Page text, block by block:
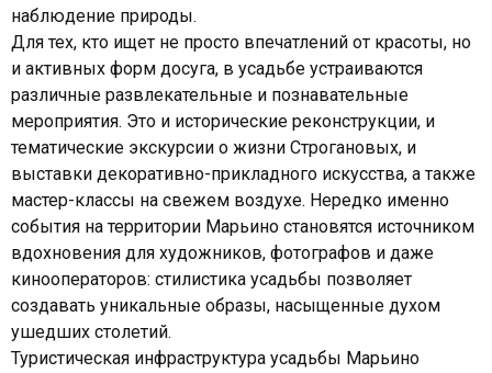
наблюдение природы.
Для тех, кто ищет не просто впечатлений от красоты, но
и активных форм досуга, в усадьбе устраиваются
различные развлекательные и познавательные
мероприятия. Это и исторические реконструкции, и
тематические экскурсии о жизни Строгановых, и
выставки декоративно-прикладного искусства, а также
мастер-классы на свежем воздухе. Нередко именно
события на территории Марьино становятся источником
вдохновения для художников, фотографов и даже
кинооператоров: стилистика усадьбы позволяет
создавать уникальные образы, насыщенные духом
ушедших столетий.
Туристическая инфраструктура усадьбы Марьино